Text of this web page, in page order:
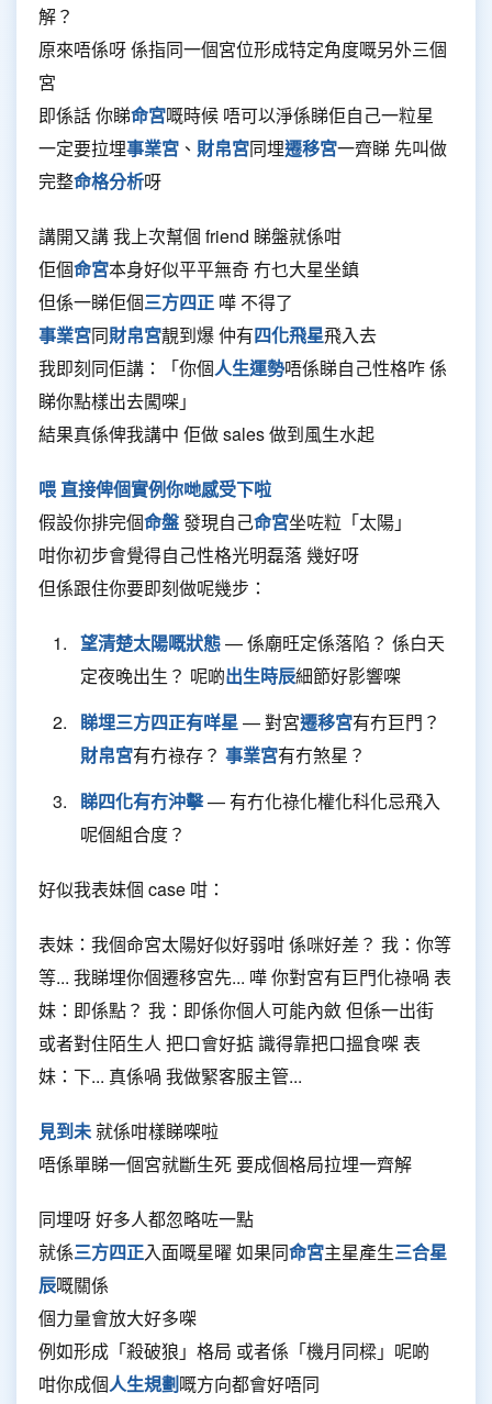
解？
原來唔係呀 係指同一個宮位形成特定角度嘅另外三個
宮
即係話 你睇命宮嘅時候 唔可以淨係睇佢自己一粒星
一定要拉埋事業宮 、 財帛宮同埋遷移宮一齊睇 先叫做
完整命格分析呀
講開又講 我上次幫個 friend 睇盤就係咁
佢個命宮本身好似平平無奇 冇乜大星坐鎮
但係一睇佢個三方四正 嘩 不得了
事業宮同財帛宮靚到爆 仲有四化飛星飛入去
我即刻同佢講：「你個人生運勢唔係睇自己性格咋 係
睇你點樣出去闖㗎」
結果真係俾我講中 佢做 sales 做到風生水起
喂 直接俾個實例你哋感受下啦
假設你排完個命盤發現自己命宮坐咗粒「太陽」
咁你初步會覺得自己性格光明磊落 幾好呀
但係跟住你要即刻做呢幾步：
望清楚太陽嘅狀態— 係廟旺定係落陷？ 係白天
定夜晚出生？ 呢啲出生時辰細節好影響㗎
睇埋三方四正有咩星— 對宮遷移宮有冇巨門？
財帛宮有冇祿存？ 事業宮有冇煞星？
睇四化有冇沖擊— 有冇化祿化權化科化忌飛入
呢個組合度？
好似我表妹個 case 咁：
表妹：我個命宮太陽好似好弱咁 係咪好差？ 我：你等
等... 我睇埋你個遷移宮先... 嘩 你對宮有巨門化祿喎 表
妹：即係點？ 我：即係你個人可能內斂 但係一出街
或者對住陌生人 把口會好掂 識得靠把口搵食㗎 表
妹：下... 真係喎 我做緊客服主管...
見到未就係咁樣睇㗎啦
唔係單睇一個宮就斷生死 要成個格局拉埋一齊解
同埋呀 好多人都忽略咗一點
就係三方四正入面嘅星曜 如果同命宮主星產生三合星
辰嘅關係
個力量會放大好多㗎
例如形成「殺破狼」格局 或者係「機月同樑」呢啲
咁你成個人生規劃嘅方向都會好唔同